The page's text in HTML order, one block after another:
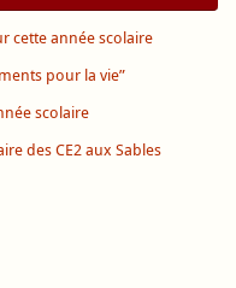
cette année scolaire
pour la vie”
scolaire
des CE2 aux Sables